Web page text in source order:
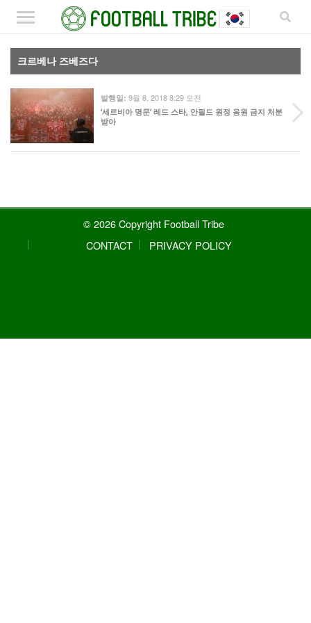
크르베나 즈베즈다
발행일: 9월 8, 2018 8:29 오전
‘세르비아 명문’ 레드 스타, 안필드 원정 응원 금지 처분
받아
© 2026 Copyright Football Tribe
CONTACT
PRIVACY POLICY